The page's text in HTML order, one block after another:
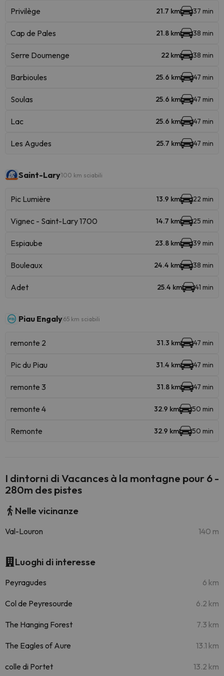
Privilège 21.7 km 37 min
Cap de Pales 21.8 km 38 min
Serre Doumenge 22 km 38 min
Barbioules 25.6 km 47 min
Soulas 25.6 km 47 min
Lac 25.6 km 47 min
Les Agudes 25.7 km 47 min
Saint-Lary100 km sciabili
Pic Lumière 13.9 km 22 min
Vignec - Saint-Lary 1700 14.7 km 25 min
Espiaube 23.8 km 39 min
Bouleaux 24.4 km 38 min
Adet 25.4 km 41 min
Piau Engaly65 km sciabili
remonte 2 31.3 km 47 min
Pic du Piau 31.4 km 47 min
remonte 3 31.8 km 47 min
remonte 4 32.9 km 50 min
Remonte 32.9 km 50 min
I dintorni di Vacances à la montagne pour 6 -
280m des pistes
Nelle vicinanze
Val-Louron 140 m
Luoghi di interesse
Peyragudes 6 km
Col de Peyresourde 6.2 km
The Hanging Forest 7.3 km
The Eagles of Aure 13.1 km
colle di Portet 13.2 km